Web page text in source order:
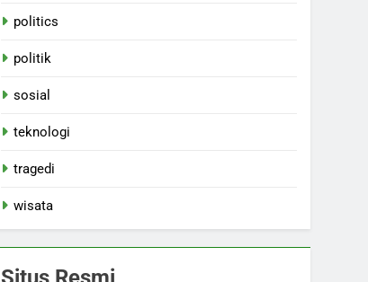
politics
politik
sosial
teknologi
tragedi
wisata